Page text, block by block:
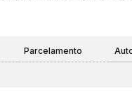
Parcelamento